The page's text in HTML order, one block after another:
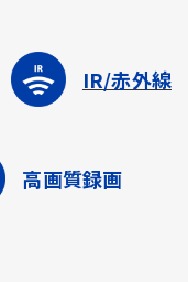
IR/赤外線
高画質録画